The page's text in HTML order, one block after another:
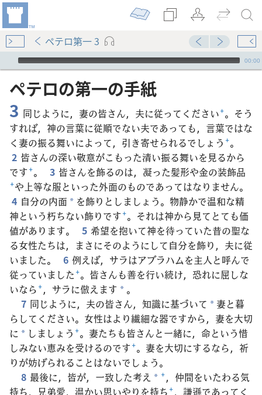
ペテロ第一 3
Audio Player
00:00
ペテロ​の​第​一​の​手紙
3 同じように，妻の皆さん，夫に従ってください+。そう
すれば，神の言葉に従順でない夫であっても，言葉ではな
く妻の振る舞いによって，引き寄せられるでしょう +。
2 皆さんの深い敬意がこもった清い振る舞いを見るから
です+。 3 皆さんを飾るのは，凝った髪形や金の装飾品
+や上等な服といった外面のものであってはなりません。
4 自分の内面 * を飾りとしましょう。物静かで温和な精
神という朽ちない飾りです+。それは神から見てとても価
値があります。
5 希望を抱いて神を待っていた昔の聖な
る女性たちは，まさにそのようにして自分を飾り，夫に従
いました。
6 例えば，サラはアブラハムを主人と呼んで
従っていました+。皆さんも善を行い続け，恐れに屈しな
いなら+，サラに倣えます * 。
7 同じように，夫の皆さん，知識に基づいて * 妻と暮
らしてください。女性はより繊細な器ですから，妻を大切
に * しましょう +。妻たちも皆さんと一緒に，命という惜
しみない恵みを受けるのです+。妻を大切にするなら，祈
りが妨げられることはないでしょう。
8 最後に，皆が，一致した考え * +，仲間をいたわる気
持ち，兄弟愛，温かい思いやりを持ち+，謙遜であってく